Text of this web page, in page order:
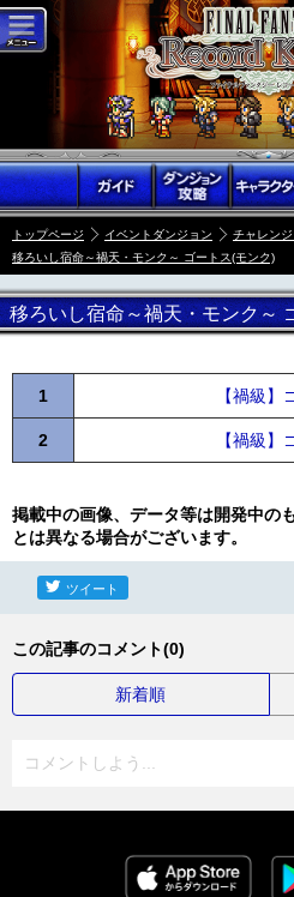
トップページ イベントダンジョン
チャレン
移ろいし宿命～禍天・モンク～ ゴートス(モンク)
移ろいし宿命～禍天・モンク～
1 【禍級】
2 【禍級】
掲載中の画像、データ等は開発中の
とは異なる場合がございます。
ツイート
この記事のコメント(0)
新着順
コメントしよう...